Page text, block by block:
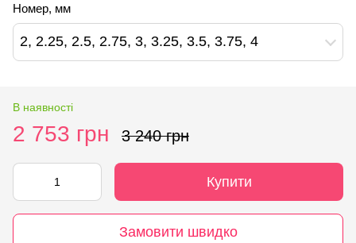
Номер, мм
2, 2.25, 2.5, 2.75, 3, 3.25, 3.5, 3.75, 4
В наявності
2 753 грн 3 240 грн
Купити
Замовити швидко